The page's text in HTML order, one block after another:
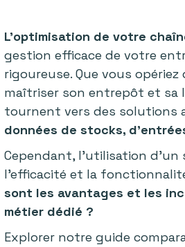
L'optimisation de votre
gestion efficace de votre
rigoureuse. Que vous
maîtriser son entrepôt et sa
tournent vers des solutions
données de stocks,
Cependant, l’utilisation
l’efficacité et la
sont les avantages et les
métier dédié ?
Explorer notre guide